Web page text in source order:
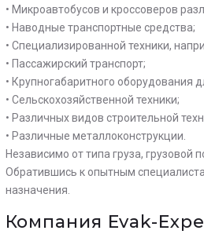
• Микроавтобусов и кроссоверов
• Наводные транспортные средства;
• Специализированной техники,
• Пассажирский транспорт;
• Крупногабаритного оборудования
• Сельскохозяйственной техники;
• Различных видов строительной
• Различные металлоконструкции.
Независимо от типа груза, грузовой
Обратившись к опытным
назначения.
Компания Evak-
оператором